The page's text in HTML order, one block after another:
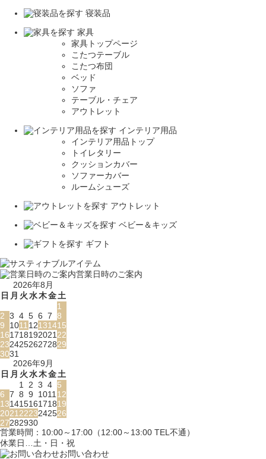
寝装品
家具
家具トップページ
こたつテーブル
こたつ布団
ベッド
ソファ
テーブル・チェア
アウトレット
インテリア用品
インテリア用品トップ
トイレタリー
クッションカバー
ソファーカバー
ルームシューズ
アウトレット
ベビー＆キッズ
ギフト
営業日時のご案内
2026年8月
日 月 火水木金土
1
2 3 4 5 6 7 8
9
1011 12131415
161718192021 22
23242526272829
3031
2026年9月
日 月 火水木金土
1
2 3 4 5
6 7 8 9 1011 12
13141516171819
2021 2223242526
27282930
営業時間：10:00～17:00（12:00～13:00 TEL不通）
休業日…土・日・祝
お問い合わせ